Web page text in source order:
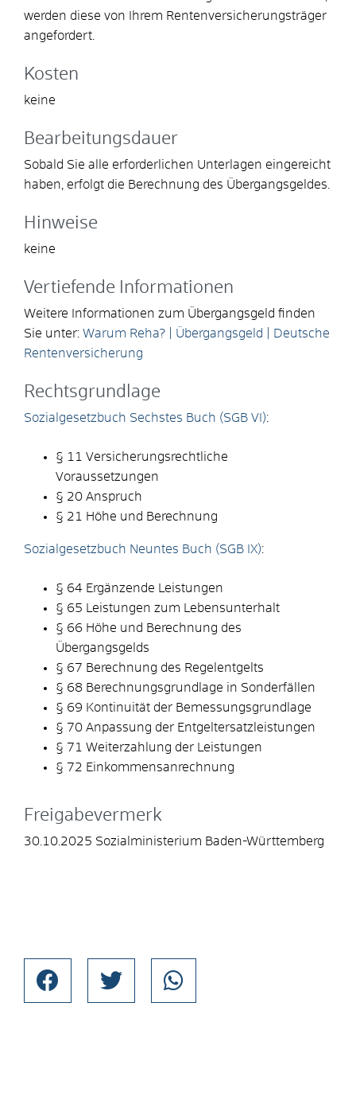
werden diese von Ihrem Rentenversicherungsträger
angefordert.
Kosten
keine
Bearbeitungsdauer
Sobald Sie alle erforderlichen Unterlagen eingereicht
haben, erfolgt die Berechnung des Übergangsgeldes.
Hinweise
keine
Vertiefende Informationen
Weitere Informationen zum Übergangsgeld finden
Sie unter: Warum Reha? | Übergangsgeld | Deutsche
Rentenversicherung
Rechtsgrundlage
Sozialgesetzbuch Sechstes Buch (SGB VI):
§ 11 Versicherungsrechtliche
Voraussetzungen
§ 20 Anspruch
§ 21 Höhe und Berechnung
Sozialgesetzbuch Neuntes Buch (SGB IX):
§ 64 Ergänzende Leistungen
§ 65 Leistungen zum Lebensunterhalt
§ 66 Höhe und Berechnung des
Übergangsgelds
§ 67 Berechnung des Regelentgelts
§ 68 Berechnungsgrundlage in Sonderfällen
§ 69 Kontinuität der Bemessungsgrundlage
§ 70 Anpassung der Entgeltersatzleistungen
§ 71 Weiterzahlung der Leistungen
§ 72 Einkommensanrechnung
Freigabevermerk
30.10.2025 Sozialministerium Baden-Württemberg